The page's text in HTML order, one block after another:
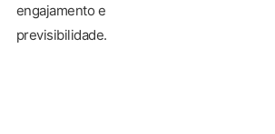
engajamento e
previsibilidade.